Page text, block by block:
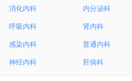
消化内科 内分泌科
呼吸内科
肾内科
感染内科
普通内科
神经内科
肝病科